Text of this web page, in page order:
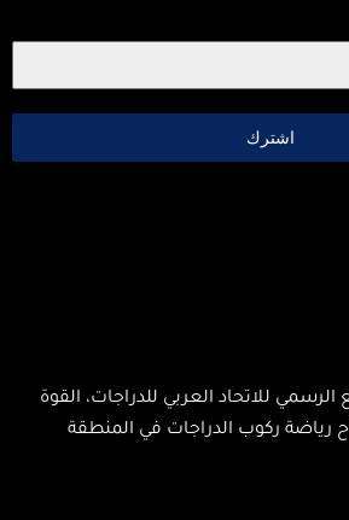
اشترك
للاتحاد العربي للدراجات، القوة
رياضة ركوب الدراجات في المنطقة